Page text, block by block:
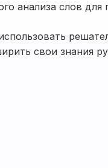
анализа слов для
свои знания